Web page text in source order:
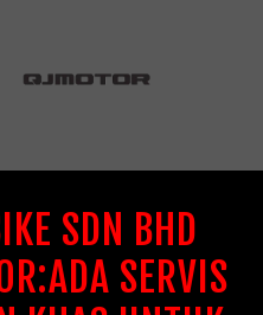
SDN BHD
SERVIS